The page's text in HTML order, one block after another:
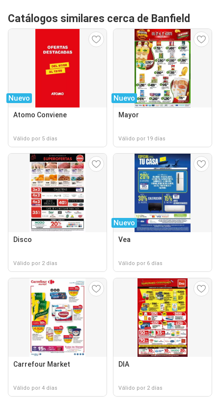
Catálogos similares cerca de Banfield
Nuevo
Atomo Conviene
Válido por 5 días
Nuevo
Mayor
Válido por 19 días
Disco
Válido por 2 días
Nuevo
Vea
Válido por 6 días
Carrefour Market
Válido por 4 días
DIA
Válido por 2 días